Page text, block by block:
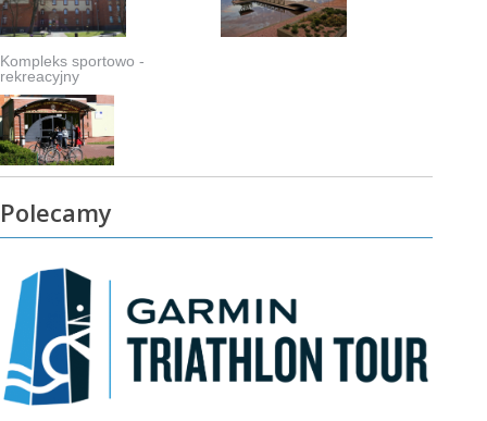
Kompleks sportowo -
rekreacyjny
Polecamy